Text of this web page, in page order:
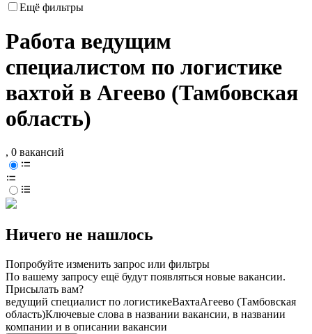
Ещё фильтры
Работа ведущим
специалистом по логистике
вахтой в Агеево (Тамбовская
область)
, 0 вакансий
Ничего не нашлось
Попробуйте изменить запрос или фильтры
По вашему запросу ещё будут появляться новые вакансии.
Присылать вам?
ведущий специалист по логистикеВахтаАгеево (Тамбовская
область)Ключевые слова в названии вакансии, в названии
компании и в описании вакансии